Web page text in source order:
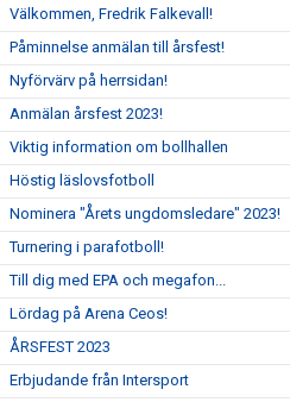
Välkommen, Fredrik Falkevall!
Påminnelse anmälan till årsfest!
Nyförvärv på herrsidan!
Anmälan årsfest 2023!
Viktig information om bollhallen
Höstig läslovsfotboll
Nominera "Årets ungdomsledare" 2023!
Turnering i parafotboll!
Till dig med EPA och megafon...
Lördag på Arena Ceos!
ÅRSFEST 2023
Erbjudande från Intersport